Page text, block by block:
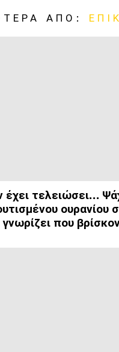
ΑΠΌ:
έχει τελειώσει…
ουρανίου
που